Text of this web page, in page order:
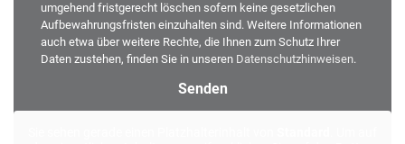
umgehend fristgerecht löschen sofern keine gesetzlichen
Aufbewahrungsfristen einzuhalten sind. Weitere Informationen
auch etwa über weitere Rechte, die Ihnen zum Schutz Ihrer
Daten zustehen, finden Sie in unseren Datenschutzhinweisen.